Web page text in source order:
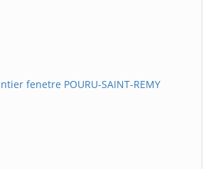
fenetre POURU-SAINT-REMY